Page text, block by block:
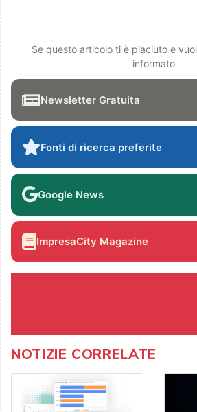
Se questo articolo ti è piaciuto e
informato
Newsletter Gratuita
Fonti di ricerca preferite
Google News
ImpresaCity Magazine
NOTIZIE CORRELATE